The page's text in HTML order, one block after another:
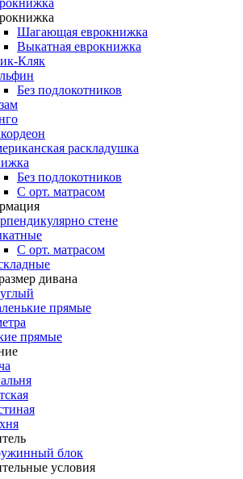
Шагающая еврокнижка
Выкатная еврокнижка
Кляк
Без подлокотников
раскладушка
Без подлокотников
С орт. матрасом
стене
С орт. матрасом
дивана
прямые
прямые
блок
условия